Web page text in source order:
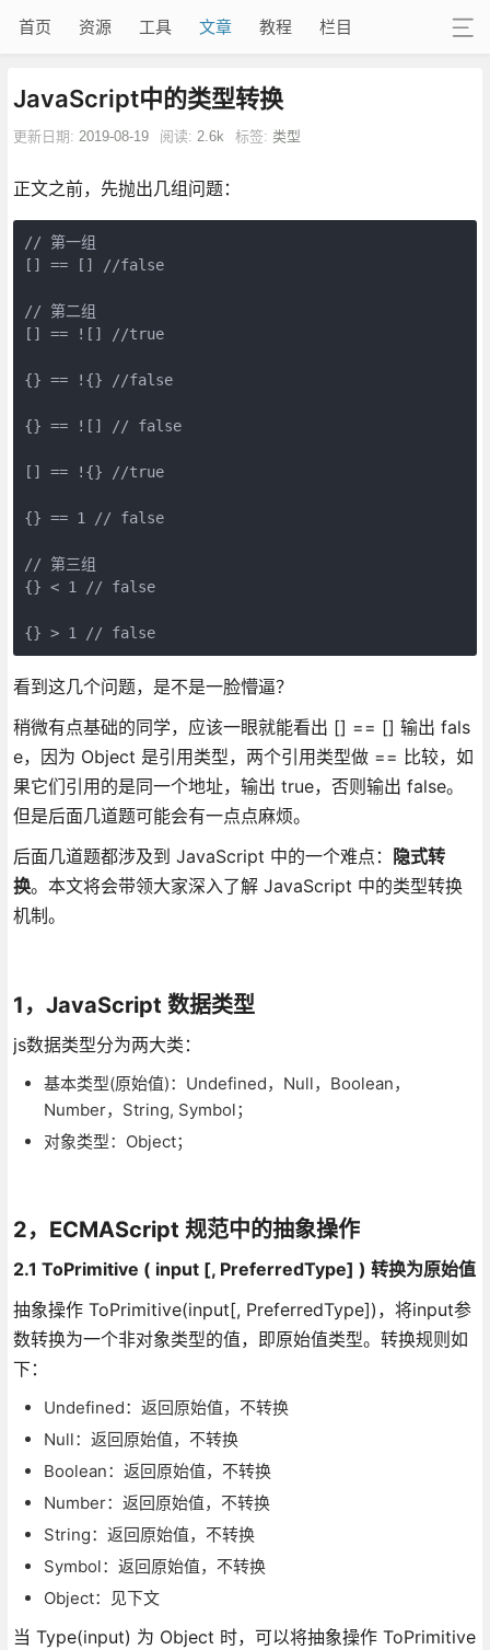
首页 资源 工具 文章 教程 栏目
JavaScript中的类型转换
更新日期: 2019-08-19 阅读: 2.6k 标签: 类型
正文之前，先抛出几组问题：
// 第一组
[] == [] //false
// 第二组
[] == ![] //true
{} == !{} //false
{} == ![] // false
[] == !{} //true
{} == 1 // false
// 第三组
{} < 1 // false
{} > 1 // false
看到这几个问题，是不是一脸懵逼？
稍微有点基础的同学，应该一眼就能看出 [] == [] 输出 fals
e，因为 Object 是引用类型，两个引用类型做 == 比较，如
果它们引用的是同一个地址，输出 true，否则输出 false。
但是后面几道题可能会有一点点麻烦。
后面几道题都涉及到 JavaScript 中的一个难点： 隐式转
换。本文将会带领大家深入了解 JavaScript 中的类型转换
机制。
1，JavaScript 数据类型
js数据类型分为两大类：
基本类型(原始值)：Undefined，Null，Boolean，
Number，String, Symbol；
对象类型：Object；
2，ECMAScript 规范中的抽象操作
2.1 ToPrimitive ( input [, PreferredType] ) 转换为原始值
抽象操作 ToPrimitive(input[, PreferredType])，将input参
数转换为一个非对象类型的值，即原始值类型。转换规则如
下：
Undefined：返回原始值，不转换
Null：返回原始值，不转换
Boolean：返回原始值，不转换
Number：返回原始值，不转换
String：返回原始值，不转换
Symbol：返回原始值，不转换
Object：见下文
当 Type(input) 为 Object 时，可以将抽象操作 ToPrimitive